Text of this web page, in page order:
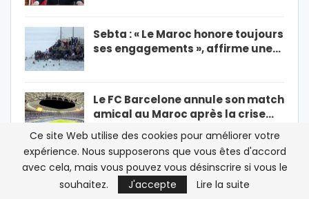
Sebta : « Le Maroc honore toujours
ses engagements », affirme une…
Le FC Barcelone annule son match
amical au Maroc après la crise…
La CAF réaffirme « à l’unanimité »
son soutien à Gianni…
Ce site Web utilise des cookies pour améliorer votre
expérience. Nous supposerons que vous êtes d'accord
avec cela, mais vous pouvez vous désinscrire si vous le
souhaitez.
J'accepte Lire la suite